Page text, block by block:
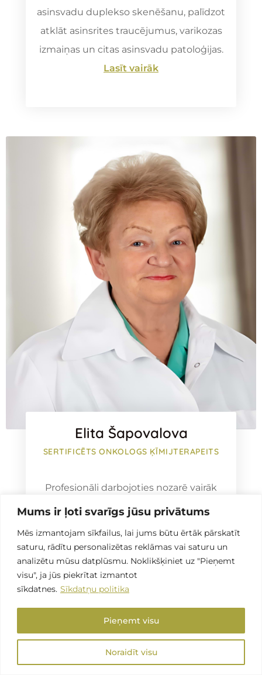
Mums ir ļoti svarīgs jūsu privātums
Mēs izmantojam sīkfailus, lai jums būtu ērtāk pārskatīt
saturu, rādītu personalizētas reklāmas vai saturu un
analizētu mūsu datplūsmu. Noklikšķiniet uz "Pieņemt
visu", ja jūs piekrītat izmantot
sīkdatnes. Sīkdatņu politika
Noraidīt visu
Pieņemt visu
asinsvadu duplekso skenēšanu, palīdzot
atklāt asinsrites traucējumus, varikozas
izmaiņas un citas asinsvadu patoloģijas.
Lasīt vairāk
Elita Šapovalova
SERTIFICĒTS ONKOLOGS ĶĪMIJTERAPEITS
Profesionāli darbojoties nozarē vairāk
nekā 50 gadus, Elita sniedz konsultācijas
patoloģiju. Papildus specializējas
punkcijas, dermatoskopijas un
ambulatoras operācijas veikšanā.